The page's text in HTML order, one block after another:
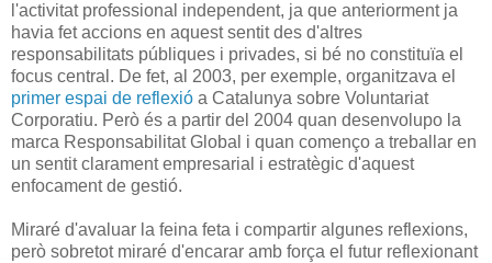
l'activitat professional independent, ja que anteriorment ja
havia fet accions en aquest sentit des d'altres
responsabilitats públiques i privades, si bé no constituïa el
focus central. De fet, al 2003, per exemple, organitzava el
primer espai de reflexió a Catalunya sobre Voluntariat
Corporatiu. Però és a partir del 2004 quan desenvolupo la
marca Responsabilitat Global i quan començo a treballar en
un sentit clarament empresarial i estratègic d'aquest
enfocament de gestió.
Miraré d'avaluar la feina feta i compartir algunes reflexions,
però sobretot miraré d'encarar amb força el futur reflexionant